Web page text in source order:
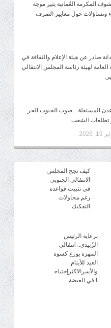
المكرمة العُمانية يثير موجة
وتساؤلات حول معايير الصرف
صادر عن هيئة الإعلام والثقافة في
العامة لهيئة رئاسة المجلس الانتقالي
المستقلة .. صوت الجنوب الحر
تطلعات الشعب
2026
كيف نجح المجلس
الانتقالي الجنوبي
في تثبيت قواعده
رغم محاولات
التفكيك
برعاية الرئيس
الزُبيدي.. انتقالي
المهرة يوزع كسوة
العيد للأيتام
والأسرالاكثرإحتياج
ا في الغيضة